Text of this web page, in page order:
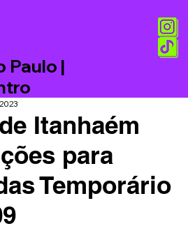
Paulo |
Itanhaém
para
Temporário